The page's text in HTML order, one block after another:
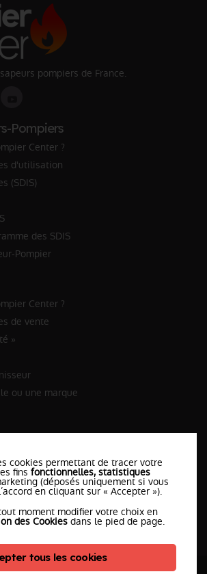
pompiers de France.
Pompiers
Center ?
d'utilisation
(SDIS)
des SDIS
Pompier
Center ?
de vente
»
ou une marque
Pompiers
proche
cookies permettant de tracer votre
fins fonctionnelles, statistiques
(déposés uniquement si vous
en cliquant sur « Accepter »).
moment modifier votre choix en
des Cookies dans le pied de page.
tous les cookies